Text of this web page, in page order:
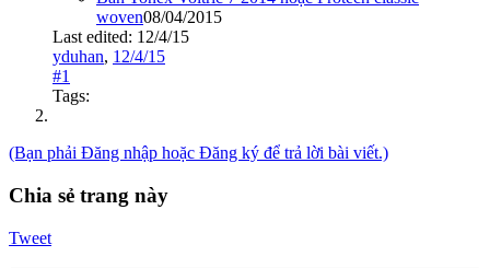
woven08/04/2015
Last edited: 12/4/15
yduhan, 12/4/15
#1
Tags:
(Bạn phải Đăng nhập hoặc Đăng ký để trả lời bài viết.)
Chia sẻ trang này
Tweet